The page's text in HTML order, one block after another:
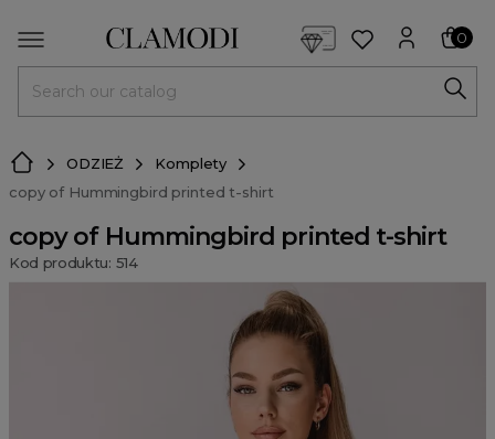
0
ODZIEŻ
Komplety
copy of Hummingbird printed t-shirt
copy of Hummingbird printed t-shirt
Kod produktu: 514